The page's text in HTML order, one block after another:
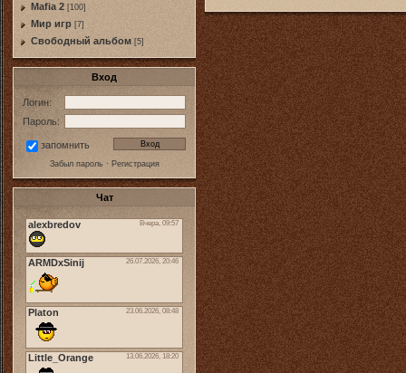
Mafia 2 [100]
Мир игр [7]
Свободный альбом [5]
Вход
Логин:
Пароль:
запомнить
Забыл пароль· Регистрация
Чат